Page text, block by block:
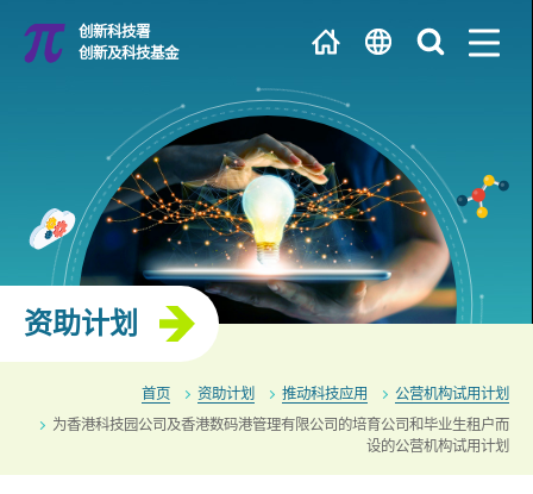
创新科技署
创新及科技基金
繁
简
资助计划
首页 资助计划 推动科技应用
公营机构试用计划
为香港科技园公司及香港数码港管理有限公司的培育公司和毕业生租户而
设的公营机构试用计划
研发中心
大学 / 科研机构